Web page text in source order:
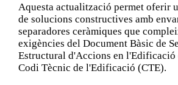
Aquesta actualització permet oferir
de solucions constructives amb
separadores ceràmiques que
exigències del Document Bàsic de
Estructural d'Accions en l'Edificació
Codi Tècnic de l'Edificació (CTE).